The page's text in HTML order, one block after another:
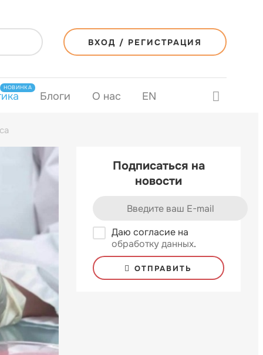
ВХОД / РЕГИСТРАЦИЯ
НОВИНКА
Блоги О нас EN
Подписаться на
новости
Даю согласие на
обработку данных.
ОТПРАВИТЬ